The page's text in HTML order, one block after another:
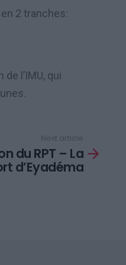
2 tranches:
l’IMU, qui
Next article
du RPT – La
d’Eyadéma